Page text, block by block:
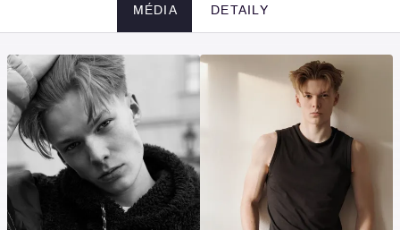
MÉDIA DETAILY
Média